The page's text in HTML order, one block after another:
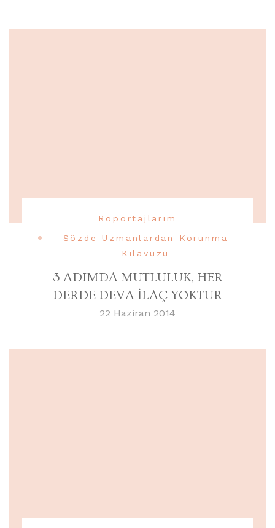
Röportajlarım
Sözde Uzmanlardan Korunma
Kılavuzu
3 ADIMDA MUTLULUK, HER
DERDE DEVA İLAÇ YOKTUR
22 Haziran 2014